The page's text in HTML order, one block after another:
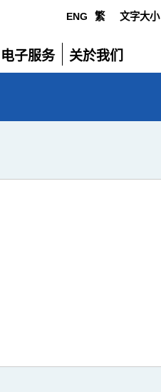
ENG 繁 文字大小
电子服务
展
关於我们
展